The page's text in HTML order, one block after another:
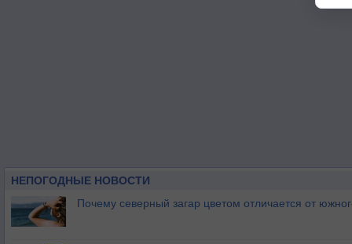
НЕПОГОДНЫЕ НОВОСТИ
Почему северный загар цветом отличается от